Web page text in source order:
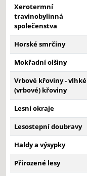
Xerotermní
travinobylinná
společenstva
Horské smrčiny
Mokřadní olšiny
Vrbové křoviny - vlhké
(vrbové) křoviny
Lesní okraje
Lesostepní doubravy
Haldy a výsypky
Přirozené lesy